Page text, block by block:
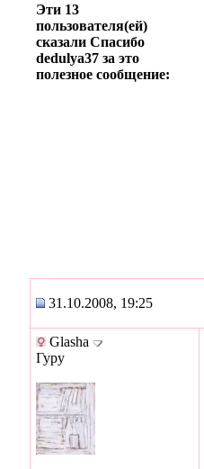
Эти 13
пользователя(ей)
сказали Спасибо
dedulya37 за это
полезное сообщение:
31.10.2008, 19:25
Glasha
Гуру